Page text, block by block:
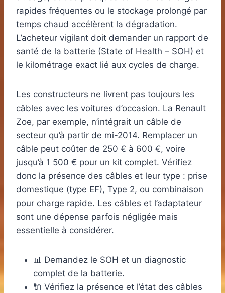
rapides fréquentes ou le stockage prolongé par
temps chaud accélèrent la dégradation.
L’acheteur vigilant doit demander un rapport de
santé de la batterie (State of Health – SOH) et
le kilométrage exact lié aux cycles de charge.
Les constructeurs ne livrent pas toujours les
câbles avec les voitures d’occasion. La Renault
Zoe, par exemple, n’intégrait un câble de
secteur qu’à partir de mi-2014. Remplacer un
câble peut coûter de 250 € à 600 €, voire
jusqu’à 1 500 € pour un kit complet. Vérifiez
donc la présence des câbles et leur type : prise
domestique (type EF), Type 2, ou combinaison
pour charge rapide. Les câbles et l’adaptateur
sont une dépense parfois négligée mais
essentielle à considérer.
📊 Demandez le SOH et un diagnostic
complet de la batterie.
🔌 Vérifiez la présence et l’état des câbles